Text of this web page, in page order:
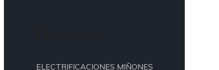
ELECTRIFICACIONES MIÑONES